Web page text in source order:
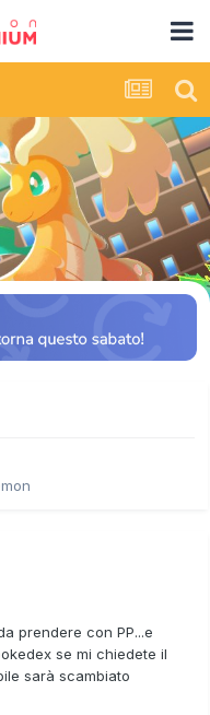
prendere con PP...e
se mi chiedete il
sarà scambiato